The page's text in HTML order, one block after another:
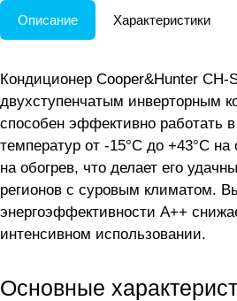
Описание Характеристики
Кондиционер Cooper&Hunter CH-
двухступенчатым инверторным
способен эффективно работать
температур от -15°С до +43°С
на обогрев, что делает его
регионов с суровым климатом.
энергоэффективности A++
интенсивном использовании.
Основные